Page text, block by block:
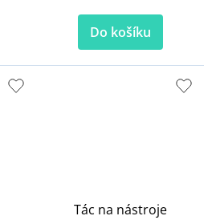
Do košíku
Tác na nástroje